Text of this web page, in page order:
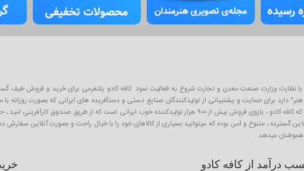
کادو به عنوان پلتفرم آنلاین فروش محصولات از سال ۱۳۹۳ و با نظارت وزارت صنعت معدن و تجارت شروع به فعالیت نمود. کافه کادو پلتفرمی
برای حمایت و پشتیبانی از تولیدکنندگان صنایع دستی و دستآفریده های ایرانی که بصورت روزانه با
اینگونه محصولات به عنوان کادو و هدیه برای عزیزان است . از آنجا که کافه کادو ، بازوی فروش بیش از ۹۰۰ هزار
گسترده ، متنوع و امن بوده که میتوانید بسیاری از کالاهای خود را با خیال راحت و بصورت آنلاین
میدهد .
درآمد از کافه کادو